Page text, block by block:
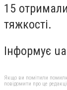
15
тяжкості.
Інформує
Якщо ви помітили
повідомити про це